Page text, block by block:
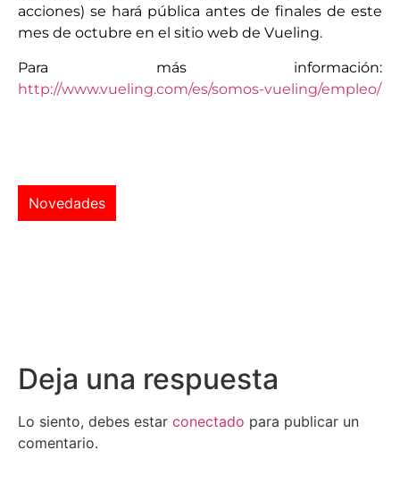
acciones) se hará pública antes de finales de este
mes de octubre en el sitio web de Vueling.
Para más información:
http://www.vueling.com/es/somos-vueling/empleo/
Novedades
Deja una respuesta
Lo siento, debes estar conectado para publicar un
comentario.